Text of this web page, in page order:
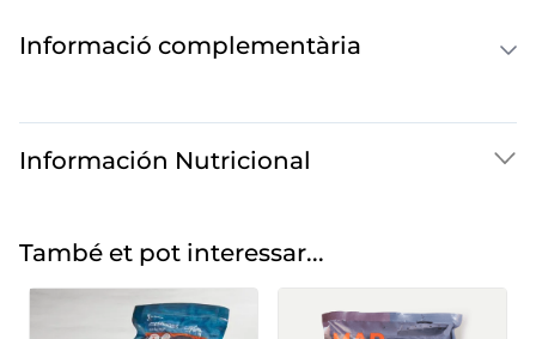
Informació complementària
Información Nutricional
També et pot interessar...